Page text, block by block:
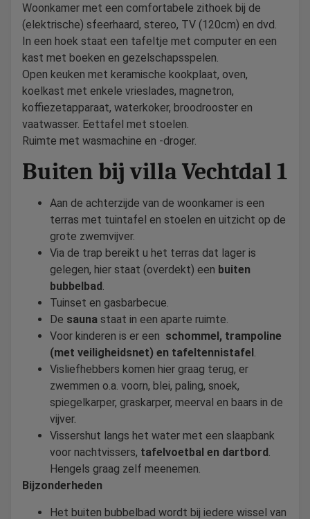
Woonkamer met een comfortabele zithoek bij de
(elektrische) sfeerhaard, stereo, TV (120cm) en dvd.
In een hoek staat een tafeltje met computer en een
kast met boeken en gezelschapsspelen.
Open keuken met keramische kookplaat, oven,
koelkast met enkele vrieslades, magnetron,
koffiezetapparaat, waterkoker, broodrooster en
vaatwasser. Eettafel met stoelen.
Ruimte met wasmachine en -droger.
Buiten bij villa Vechtdal 1
Aan de achterzijde van de woonkamer is een
terras met tuintafel en stoelen en uitzicht op de
grote zwemvijver.
Via de trap bereikt u het terras dat lager is
gelegen, hier staat (overdekt) een buiten
bubbelbad .
Tuinset en gasbarbecue.
De sauna staat in een aparte ruimte.
Voor kinderen is er een schommel, trampoline
(met veiligheidsnet) en tafeltennistafel .
Visliefhebbers komen hier graag terug, er
zwemmen o.a. voorn, blei, paling, snoek,
spiegelkarper, graskarper, meerval en baars in de
vijver.
Vissershut langs het water met een slaapbank
voor nachtvissers, tafelvoetbal en dartbord .
Hengels graag zelf meenemen.
Bijzonderheden
Het buiten bubbelbad wordt bij iedere wissel van